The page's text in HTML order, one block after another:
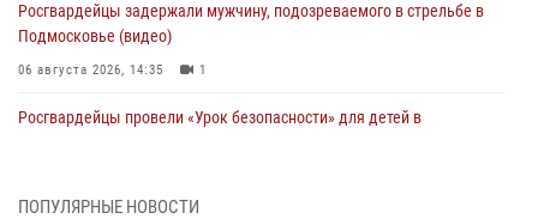
Росгвардейцы задержали мужчину, подозреваемого в стрельбе в
Подмосковье (видео)
06 августа 2026, 14:35 1
Росгвардейцы провели «Урок безопасности» для детей в
ПОПУЛЯРНЫЕ НОВОСТИ